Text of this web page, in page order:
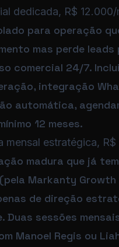
dedicada, R$ 12.000/
para operação
mas perde leads
comercial 24/7.
integração
automática,
12 meses.
mensal estratégica,
madura que já
Markanty Growth
de direção
Duas sessões
Manoel Regis ou